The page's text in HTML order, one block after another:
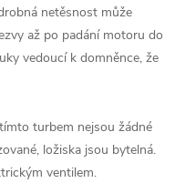
netěsnost může
až po padání motoru do
vedoucí k domněnce, že
turbem nejsou žádné
ložiska jsou bytelná.
ventilem.